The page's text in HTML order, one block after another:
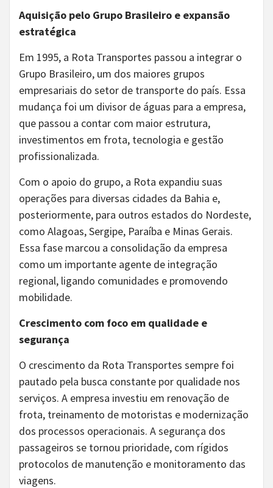
Aquisição pelo Grupo Brasileiro e expansão
estratégica
Em 1995, a Rota Transportes passou a integrar o
Grupo Brasileiro, um dos maiores grupos
empresariais do setor de transporte do país. Essa
mudança foi um divisor de águas para a empresa,
que passou a contar com maior estrutura,
investimentos em frota, tecnologia e gestão
profissionalizada.
Com o apoio do grupo, a Rota expandiu suas
operações para diversas cidades da Bahia e,
posteriormente, para outros estados do Nordeste,
como Alagoas, Sergipe, Paraíba e Minas Gerais.
Essa fase marcou a consolidação da empresa
como um importante agente de integração
regional, ligando comunidades e promovendo
mobilidade.
Crescimento com foco em qualidade e
segurança
O crescimento da Rota Transportes sempre foi
pautado pela busca constante por qualidade nos
serviços. A empresa investiu em renovação de
frota, treinamento de motoristas e modernização
dos processos operacionais. A segurança dos
passageiros se tornou prioridade, com rígidos
protocolos de manutenção e monitoramento das
viagens.